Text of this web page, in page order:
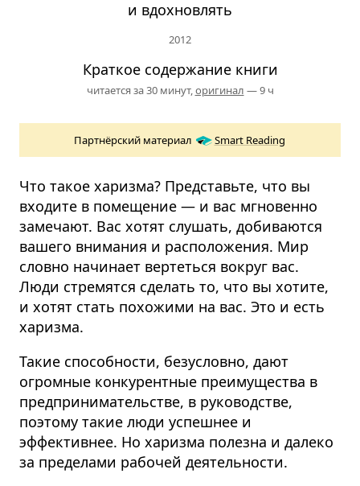
и вдохновлять
2012
Краткое содержание книги
читается за 30 минут,оригинал — 9 ч
Партнёрский материал Smart Reading
Что такое харизма? Представьте, что вы
входите в помещение — и вас мгновенно
замечают. Вас хотят слушать, добиваются
вашего внимания и расположения. Мир
словно начинает вертеться вокруг вас.
Люди стремятся сделать то, что вы хотите,
и хотят стать похожими на вас. Это и есть
харизма.
Такие способности, безусловно, дают
огромные конкурентные преимущества в
предпринимательстве, в руководстве,
поэтому такие люди успешнее и
эффективнее. Но харизма полезна и далеко
за пределами рабочей деятельности.